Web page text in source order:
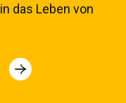
das Leben von